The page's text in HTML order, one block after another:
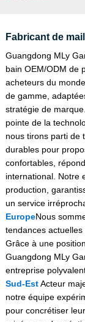
Fabricant de
Guangdong MLy
bain OEM/ODM de
acheteurs du
de gamme,
stratégie de
pointe de la
nous tirons parti de
durables pour
confortables,
international. Notre
production,
un service
EuropeNous
tendances
Grâce à une
Guangdong MLy
entreprise
Sud-EstActeur
notre équipe
pour concrétiser